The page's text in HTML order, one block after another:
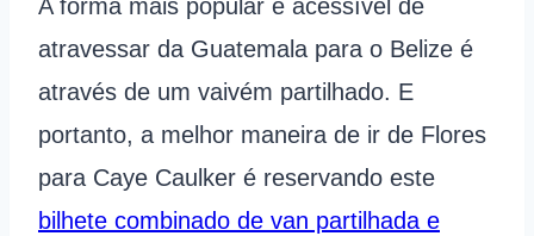
A forma mais popular e acessível de
atravessar da Guatemala para o Belize é
através de um vaivém partilhado. E
portanto, a melhor maneira de ir de Flores
para Caye Caulker é reservando este
bilhete combinado de van partilhada e